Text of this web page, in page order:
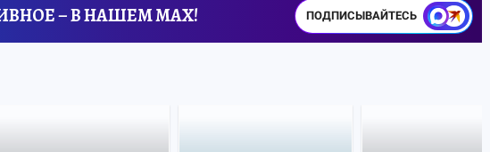
– В НАШЕМ MAX! ПОДПИСЫВАЙТЕСЬ